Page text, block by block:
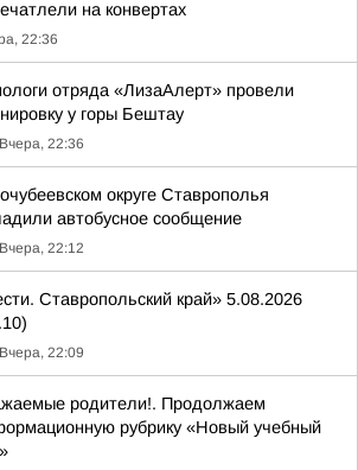
на конвертах
22:36
отряда «ЛизаАлерт» провели
у горы Бештау
Вчера, 22:36
округе Ставрополья
автобусное сообщение
Вчера, 22:12
Ставропольский край» 5.08.2026
Вчера, 22:09
родители!. Продолжаем
рубрику «Новый учебный